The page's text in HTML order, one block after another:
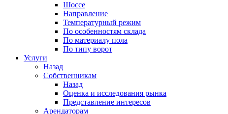
Шоссе
Направление
Температурный режим
По особенностям склада
По материалу пола
По типу ворот
Услуги
Назад
Собственникам
Назад
Оценка и исследования рынка
Представление интересов
Арендаторам